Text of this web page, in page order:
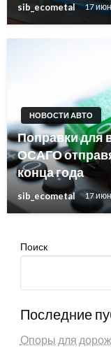
sib_ecometal 17
НОВОСТИ АВТО
Поправки для
ОСАГО
конца года
sib_ecometal 17
Поиск
Последние
Опоры для